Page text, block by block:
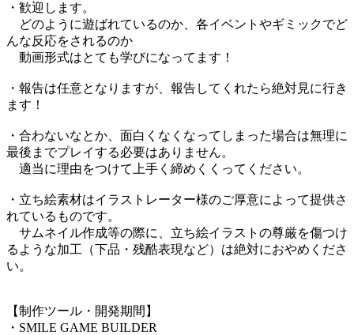
・歓迎します。
どのように遊ばれているのか、各イベントやギミックでど
んな反応をされるのか
動画形式はとても学びになってます！
・報告は任意となりますが、報告してくれたら絶対見に行き
ます！
・合わないなとか、面白くなくなってしまった場合は無理に
最後までプレイする必要はありません。
適当に理由をつけて上手く締めくくってください。
・立ち絵素材はイラストレーター様のご厚意によって提供さ
れているものです。
サムネイル作成等の際に、立ち絵イラストの尊厳を傷つけ
るような加工（下品・残酷表現など）は絶対におやめくださ
い。
【制作ツール・開発期間】
・SMILE GAME BUILDER